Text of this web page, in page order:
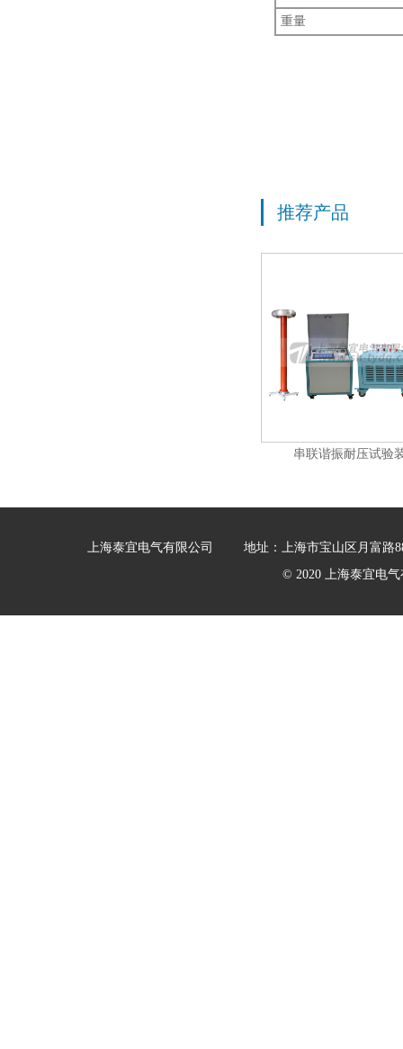
重量
推荐产品
串联谐振耐压试验
上海泰宜电气有限公司
地址：上海市宝山区月富路
© 2020 上海泰宜电